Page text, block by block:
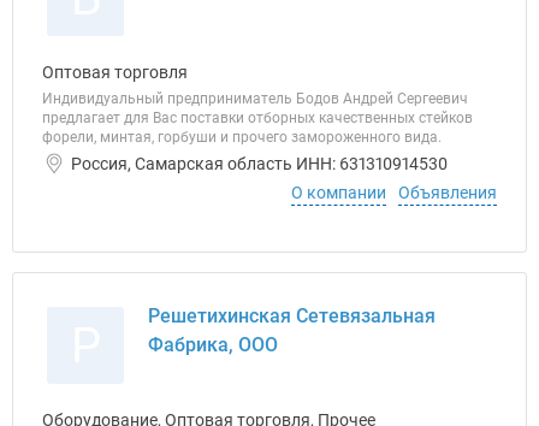
Оптовая торговля
Индивидуальный предприниматель Бодов Андрей Сергеевич
предлагает для Вас поставки отборных качественных стейков
форели, минтая, горбуши и прочего замороженного вида.
Россия, Самарская область ИНН: 631310914530
О компании
Объявления
Решетихинская Сетевязальная
Фабрика, ООО
Оборудование, Оптовая торговля, Прочее